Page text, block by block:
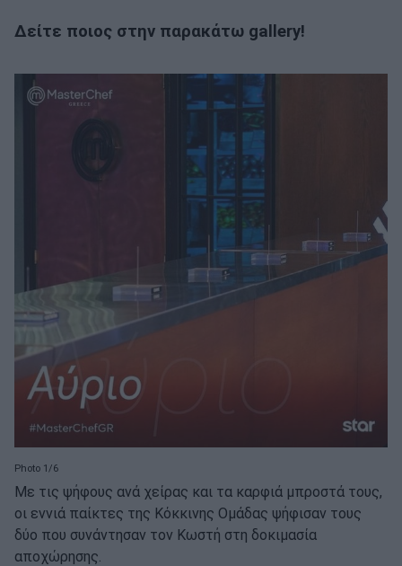
Δείτε ποιος στην παρακάτω gallery!
Photo 1/6
Με τις ψήφους ανά χείρας και τα καρφιά μπροστά τους,
οι εννιά παίκτες της Κόκκινης Ομάδας ψήφισαν τους
δύο που συνάντησαν τον Κωστή στη δοκιμασία
αποχώρησης.